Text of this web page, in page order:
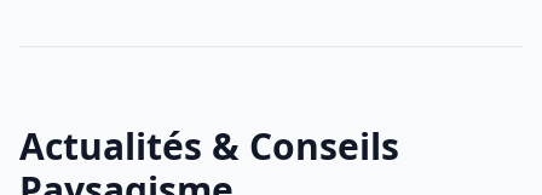
Actualités & Conseils